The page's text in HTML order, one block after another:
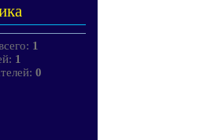
1
1
0